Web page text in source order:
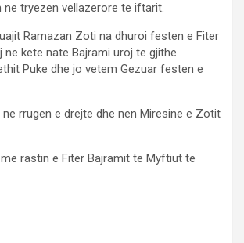
ne tryezen vellazerore te iftarit.
Ramazan Zoti na dhuroi festen e Fiter
ne kete nate Bajrami uroj te gjithe
Puke dhe jo vetem Gezuar festen e
rrugen e drejte dhe nen Miresine e Zotit
rastin e Fiter Bajramit te Myftiut te